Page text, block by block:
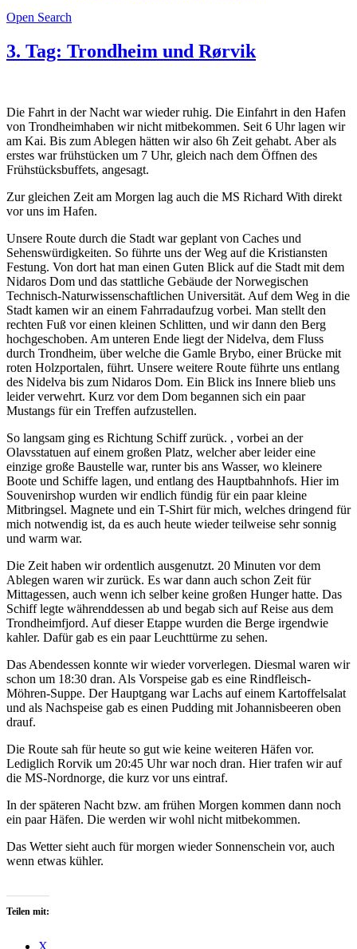
Open Search
3. Tag: Trondheim und Rørvik
Die Fahrt in der Nacht war wieder ruhig. Die Einfahrt in den Hafen
von Trondheimhaben wir nicht mitbekommen. Seit 6 Uhr lagen wir
am Kai. Bis zum Ablegen hätten wir also 6h Zeit gehabt. Aber als
erstes war frühstücken um 7 Uhr, gleich nach dem Öffnen des
Frühstücksbuffets, angesagt.
Zur gleichen Zeit am Morgen lag auch die MS Richard With direkt
vor uns im Hafen.
Unsere Route durch die Stadt war geplant von Caches und
Sehenswürdigkeiten. So führte uns der Weg auf die Kristiansten
Festung. Von dort hat man einen Guten Blick auf die Stadt mit dem
Nidaros Dom und das stattliche Gebäude der Norwegischen
Technisch-Naturwissenschaftlichen Universität. Auf dem Weg in die
Stadt kamen wir an einem Fahrradaufzug vorbei. Man stellt den
rechten Fuß vor einen kleinen Schlitten, und wir dann den Berg
hochgeschoben. Am unteren Ende liegt der Nidelva, dem Fluss
durch Trondheim, über welche die Gamle Brybo, einer Brücke mit
roten Holzportalen, führt. Unsere weitere Route führte uns entlang
des Nidelva bis zum Nidaros Dom. Ein Blick ins Innere blieb uns
leider verwehrt. Kurz vor dem Dom begannen sich ein paar
Mustangs für ein Treffen aufzustellen.
So langsam ging es Richtung Schiff zurück. , vorbei an der
Olavsstatuen auf einem großen Platz, welcher aber leider eine
einzige große Baustelle war, runter bis ans Wasser, wo kleinere
Boote und Schiffe lagen, und entlang des Hauptbahnhofs. Hier im
Souvenirshop wurden wir endlich fündig für ein paar kleine
Mitbringsel. Magnete und ein T-Shirt für mich, welches dringend für
mich notwendig ist, da es auch heute wieder teilweise sehr sonnig
und warm war.
Die Zeit haben wir ordentlich ausgenutzt. 20 Minuten vor dem
Ablegen waren wir zurück. Es war dann auch schon Zeit für
Mittagessen, auch wenn ich selber keine großen Hunger hatte. Das
Schiff legte währenddessen ab und begab sich auf Reise aus dem
Trondheimfjord. Auf dieser Etappe wurden die Berge irgendwie
kahler. Dafür gab es ein paar Leuchttürme zu sehen.
Das Abendessen konnte wir wieder vorverlegen. Diesmal waren wir
schon um 18:30 dran. Als Vorspeise gab es eine Rindfleisch-
Möhren-Suppe. Der Hauptgang war Lachs auf einem Kartoffelsalat
und als Nachspeise gab es einen Pudding mit Johannisbeeren oben
drauf.
Die Route sah für heute so gut wie keine weiteren Häfen vor.
Lediglich Rorvik um 20:45 Uhr war noch dran. Hier trafen wir auf
die MS-Nordnorge, die kurz vor uns eintraf.
In der späteren Nacht bzw. am frühen Morgen kommen dann noch
ein paar Häfen. Die werden wir wohl nicht mitbekommen.
Das Wetter sieht auch für morgen wieder Sonnenschein vor, auch
wenn etwas kühler.
Teilen mit:
X